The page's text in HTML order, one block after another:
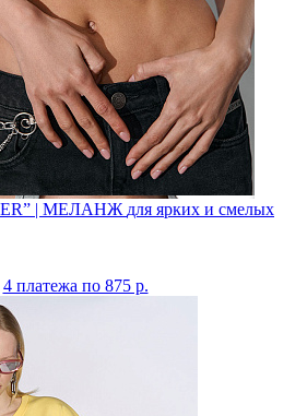
| МЕЛАНЖ для ярких и смелых
4 платежа по 875 р.